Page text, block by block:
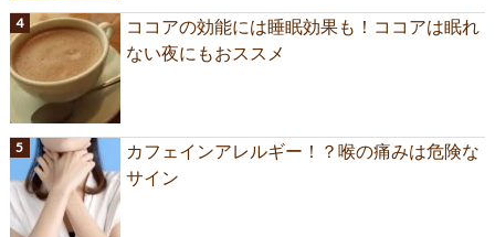
ココアの効能には睡眠効果も！ココアは眠れ
ない夜にもおススメ
カフェインアレルギー！？喉の痛みは危険な
サイン